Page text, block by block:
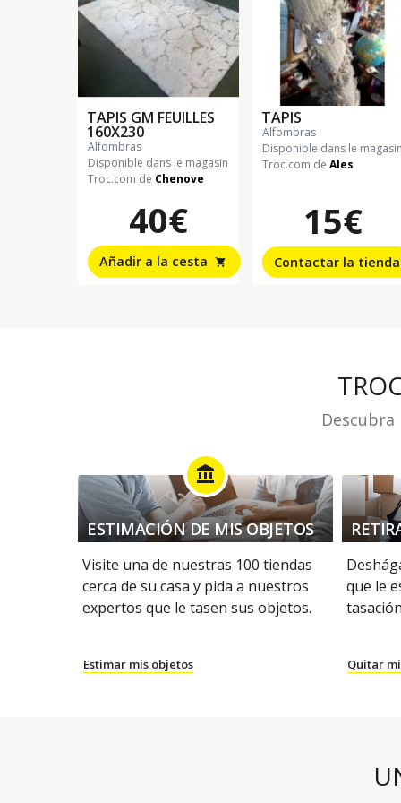
TAPIS GM FEUILLES
160X230
alfombras
Disponible dans le magasin
Troc.com de Chenove
40€
Añadir a la cesta shopping_cart
TAPIS
alfombras
Disponible dans le
Troc.com de Ales
15€
Contactar la tienda
account_balance
ESTIMACIÓN DE MIS OBJETOS
Visite una de nuestras 100 tiendas
cerca de su casa y pida a nuestros
expertos que le tasen sus objetos.
Estimar mis objetos
que le
Quitar